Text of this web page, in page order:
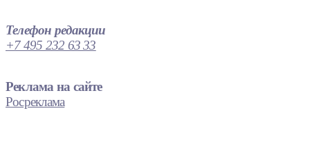
Телефон редакции
+7 495 232 63 33
Реклама на сайте
Росреклама